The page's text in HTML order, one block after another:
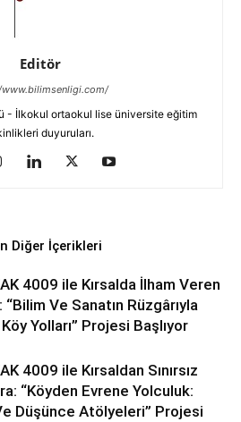
Editör
- İlkokul ortaokul lise üniversite eğitim
duyuruları.
Diğer İçerikleri
4009 ile Kırsalda İlham Veren
“Bilim Ve Sanatın Rüzgârıyla
Yolları” Projesi Başlıyor
4009 ile Kırsaldan Sınırsız
“Köyden Evrene Yolculuk:
Düşünce Atölyeleri” Projesi